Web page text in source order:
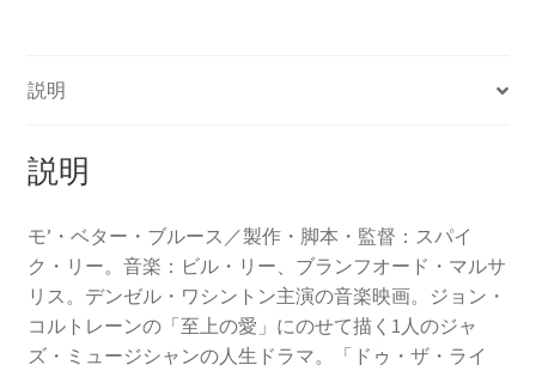
説明
説明
モ’・ベター・ブルース／製作・脚本・監督：スパイ
ク・リー。音楽：ビル・リー、ブランフオード・マルサ
リス。デンゼル・ワシントン主演の音楽映画。ジョン・
コルトレーンの「至上の愛」にのせて描く1人のジャ
ズ・ミュージシャンの人生ドラマ。「ドゥ・ザ・ライ